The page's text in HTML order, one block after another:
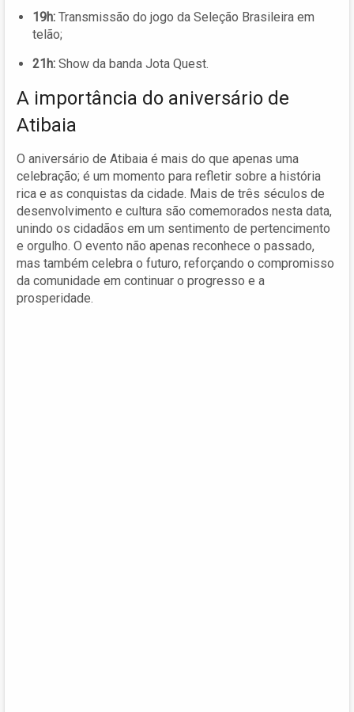
19h: Transmissão do jogo da Seleção Brasileira em
telão;
21h: Show da banda Jota Quest.
A importância do aniversário de
Atibaia
O aniversário de Atibaia é mais do que apenas uma
celebração; é um momento para refletir sobre a história
rica e as conquistas da cidade. Mais de três séculos de
desenvolvimento e cultura são comemorados nesta data,
unindo os cidadãos em um sentimento de pertencimento
e orgulho. O evento não apenas reconhece o passado,
mas também celebra o futuro, reforçando o compromisso
da comunidade em continuar o progresso e a
prosperidade.